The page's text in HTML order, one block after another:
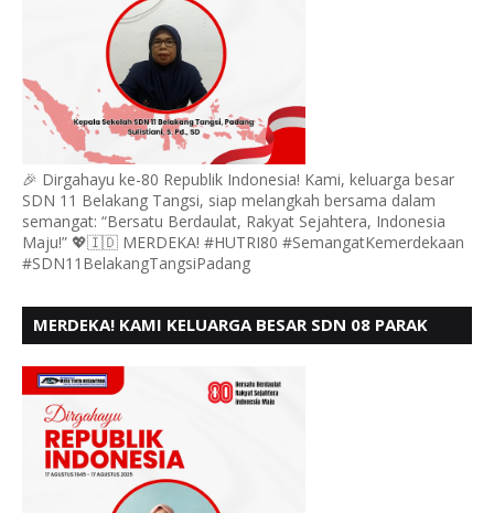
🎉 Dirgahayu ke-80 Republik Indonesia! Kami, keluarga besar
SDN 11 Belakang Tangsi, siap melangkah bersama dalam
semangat: “Bersatu Berdaulat, Rakyat Sejahtera, Indonesia
Maju!” 💖🇮🇩 MERDEKA! #HUTRI80 #SemangatKemerdekaan
#SDN11BelakangTangsiPadang
MERDEKA! KAMI KELUARGA BESAR SDN 08 PARAK
- 80,